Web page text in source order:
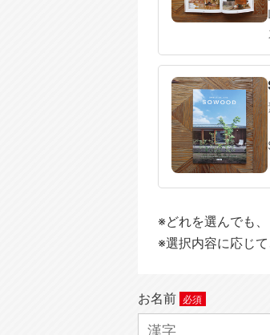
※どれを選んでも
※選択内容に応じ
お名前